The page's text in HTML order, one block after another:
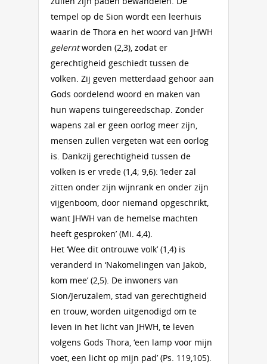
tempel op de Sion wordt een leerhuis
waarin de Thora en het woord van JHWH
gelerntworden (2,3), zodat er
gerechtigheid geschiedt tussen de
volken. Zij geven metterdaad gehoor aan
Gods oordelend woord en maken van
hun wapens tuingereedschap. Zonder
wapens zal er geen oorlog meer zijn,
mensen zullen vergeten wat een oorlog
is. Dankzij gerechtigheid tussen de
volken is er vrede (1,4; 9,6): ‘Ieder zal
zitten onder zijn wijnrank en onder zijn
vijgenboom, door niemand opgeschrikt,
want JHWH van de hemelse machten
heeft gesproken’ (Mi. 4,4).
Het ‘Wee dit ontrouwe volk’ (1,4) is
veranderd in ‘Nakomelingen van Jakob,
kom mee’ (2,5). De inwoners van
Sion/Jeruzalem, stad van gerechtigheid
en trouw, worden uitgenodigd om te
leven in het licht van JHWH, te leven
volgens Gods Thora, ‘een lamp voor mijn
voet, een licht op mijn pad’ (Ps. 119,105).